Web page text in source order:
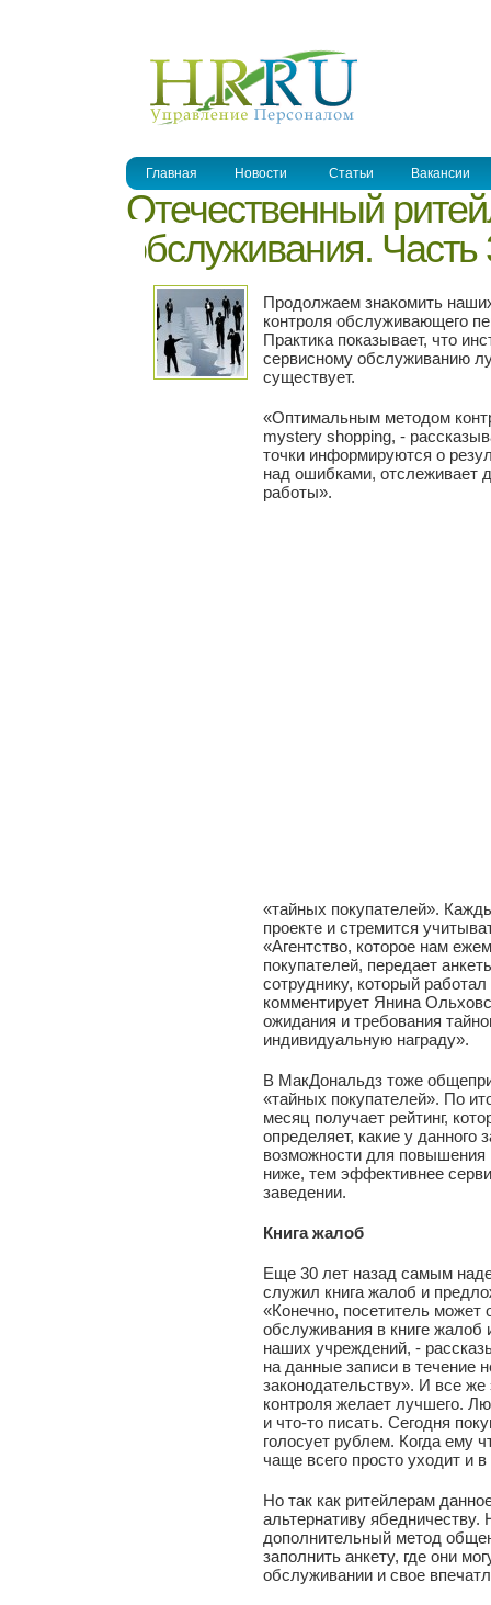
Главная Новости Статьи Вакансии
Отечественный
обслуживания. Часть
Продолжаем знакомить
контроля обслуживающего
Практика показывает, что
сервисному обслуживанию
существует.
«Оптимальным методом
mystery shopping, -
точки информируются о
над ошибками, отслеживает
работы».
«тайных покупателей».
проекте и стремится
«Агентство, которое нам
покупателей, передает
сотруднику, который
комментирует Янина
ожидания и требования
индивидуальную награду».
В МакДональдз тоже
«тайных покупателей». По
месяц получает рейтинг,
определяет, какие у
возможности для повышения
ниже, тем эффективнее
заведении.
Книга жалоб
Еще 30 лет назад самым
служил книга жалоб и
«Конечно, посетитель может
обслуживания в книге жалоб
наших учреждений, -
на данные записи в течение
законодательству». И все
контроля желает лучшего.
и что-то писать. Сегодня
голосует рублем. Когда ему
чаще всего просто уходит и
Но так как ритейлерам
альтернативу
дополнительный метод
заполнить анкету, где они
обслуживании и свое